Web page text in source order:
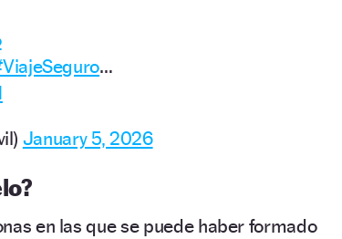
…
January 5, 2026
en las que se puede haber formado